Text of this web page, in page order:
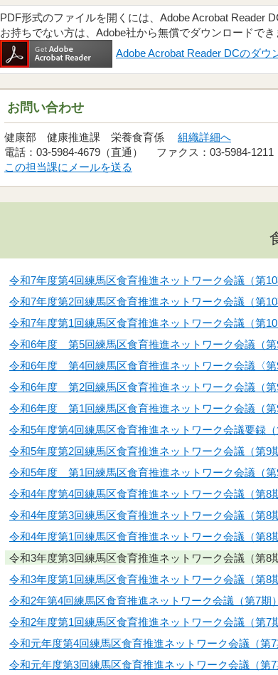
PDF形式のファイルを開くには、Adobe Acrobat Reader
お持ちでない方は、Adobe社から無償でダウンロードでき
Adobe Acrobat Reader DCのダウ
お問い合わせ
健康部 健康推進課 栄養食育係 組織詳細へ
電話：03-5984-4679（直通） ファクス：03-5984-1211
この担当課にメールを送る
令和7年度第4回練馬区食育推進ネットワーク会議（第
令和7年度第2回練馬区食育推進ネットワーク会議（第
令和7年度第1回練馬区食育推進ネットワーク会議（第
令和6年度 第5回練馬区食育推進ネットワーク会議（第
令和6年度 第4回練馬区食育推進ネットワーク会議〈第
令和6年度 第2回練馬区食育推進ネットワーク会議（第
令和6年度 第1回練馬区食育推進ネットワーク会議（第
令和5年度第4回練馬区食育推進ネットワーク会議要録（
令和5年度第2回練馬区食育推進ネットワーク会議（第9
令和5年度 第1回練馬区食育推進ネットワーク会議（第
令和4年度第4回練馬区食育推進ネットワーク会議（第8
令和4年度第3回練馬区食育推進ネットワーク会議（第8
令和4年度第1回練馬区食育推進ネットワーク会議（第8
令和3年度第3回練馬区食育推進ネットワーク会議（第8
令和3年度第1回練馬区食育推進ネットワーク会議（第8
令和2年第4回練馬区食育推進ネットワーク会議（第7期
令和2年度第1回練馬区食育推進ネットワーク会議（第7
令和元年度第4回練馬区食育推進ネットワーク会議（第7
令和元年度第3回練馬区食育推進ネットワーク会議（第7